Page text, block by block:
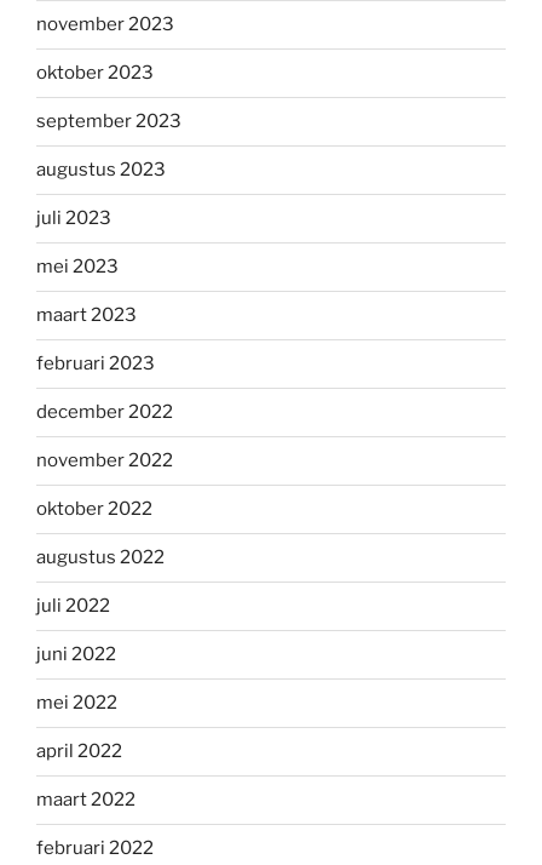
november 2023
oktober 2023
september 2023
augustus 2023
juli 2023
mei 2023
maart 2023
februari 2023
december 2022
november 2022
oktober 2022
augustus 2022
juli 2022
juni 2022
mei 2022
april 2022
maart 2022
februari 2022